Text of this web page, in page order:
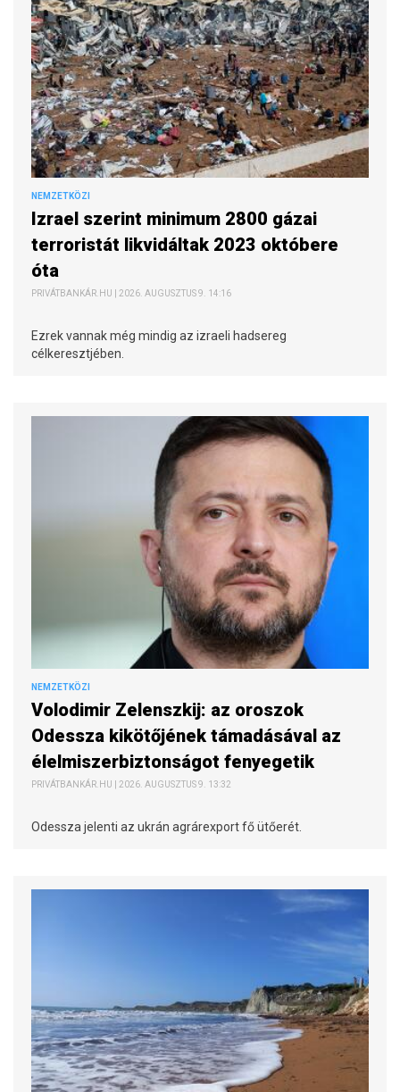
NEMZETKÖZI
Izrael szerint minimum 2800 gázai
terroristát likvidáltak 2023 októbere
óta
PRIVÁTBANKÁR.HU | 2026. AUGUSZTUS 9. 14:16
Ezrek vannak még mindig az izraeli hadsereg
célkeresztjében.
NEMZETKÖZI
Volodimir Zelenszkij: az oroszok
Odessza kikötőjének támadásával az
élelmiszerbiztonságot fenyegetik
PRIVÁTBANKÁR.HU | 2026. AUGUSZTUS 9. 13:32
Odessza jelenti az ukrán agrárexport fő ütőerét.